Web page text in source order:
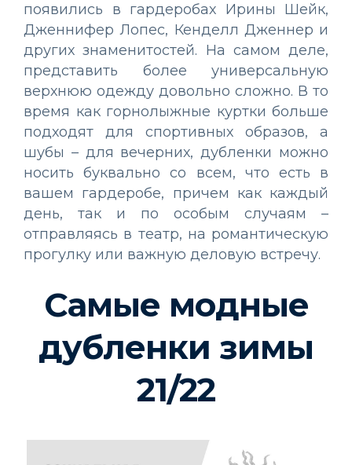
появились в гардеробах Ирины Шейк,
Дженнифер Лопес, Кенделл Дженнер и
других знаменитостей. На самом деле,
представить более универсальную
верхнюю одежду довольно сложно. В то
время как горнолыжные куртки больше
подходят для спортивных образов, а
шубы – для вечерних, дубленки можно
носить буквально со всем, что есть в
вашем гардеробе, причем как каждый
день, так и по особым случаям –
отправляясь в театр, на романтическую
прогулку или важную деловую встречу.
Самые модные
дубленки зимы
21/22